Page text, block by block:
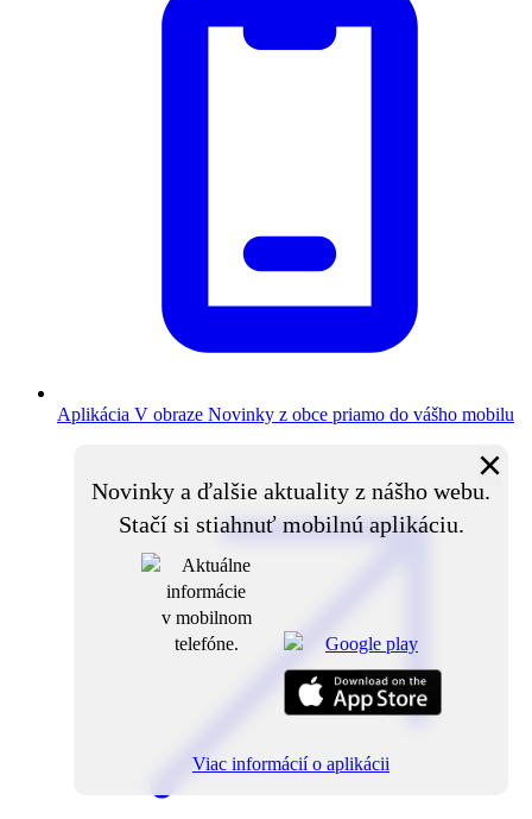
Aplikácia V obraze Novinky z obce priamo do vášho mobilu
Novinky a ďalšie aktuality z nášho webu.
Stačí si stiahnuť mobilnú aplikáciu.
×
Viac informácií o aplikácii